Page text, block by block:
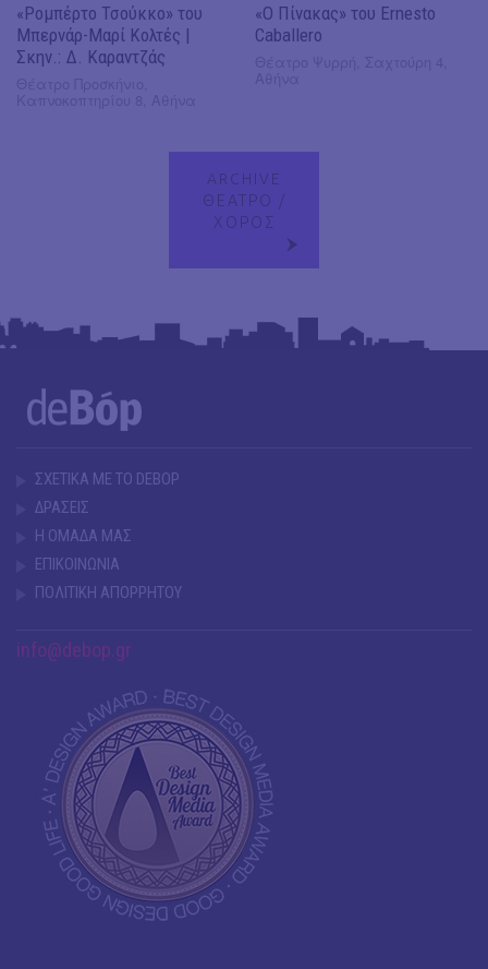
«Ρομπέρτο Τσούκκο» του
Μπερνάρ-Μαρί Κολτές |
Σκην.: Δ. Καραντζάς
«Ο Πίνακας» του Ernesto
Caballero
ARCHIVE
ΘΕΑΤΡΟ /
ΧΟΡΟΣ
ΣΧΕΤΙΚΑ ΜΕ ΤΟ DEBOP
ΔΡΑΣΕΙΣ
Η ΟΜΑΔΑ ΜΑΣ
ΕΠΙΚΟΙΝΩΝΙΑ
ΠΟΛΙΤΙΚΗ ΑΠΟΡΡΗΤΟΥ
info@debop.gr